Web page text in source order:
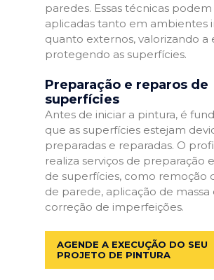
paredes. Essas técnicas podem
aplicadas tanto em ambientes
quanto externos, valorizando a
protegendo as superfícies.
Preparação e reparos de
superfícies
Antes de iniciar a pintura, é
que as superfícies estejam
preparadas e reparadas. O
realiza serviços de preparação
de superfícies, como remoção
de parede, aplicação de massa
correção de imperfeições.
AGENDE A EXECUÇÃO DO SEU
PROJETO DE PINTURA